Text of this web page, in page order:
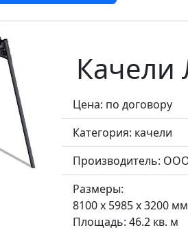
Качели
Цена: по договору
Категория: качели
Производитель:
Размеры:
8100 x 5985 x 3200 мм
Площадь: 46.2 кв. м